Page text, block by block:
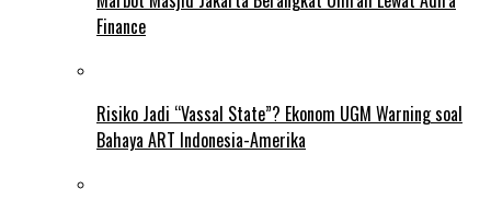
Finance
Risiko Jadi “Vassal State”? Ekonom UGM Warning soal
Bahaya ART Indonesia-Amerika